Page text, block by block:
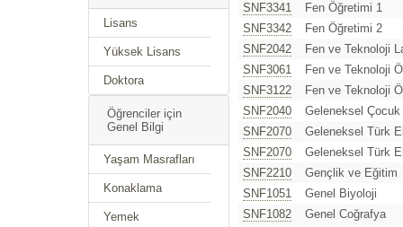
Lisans
Yüksek Lisans
Doktora
Öğrenciler için
Genel Bilgi
Yaşam Masrafları
Konaklama
Yemek
SNF3341
Fen Öğretimi 1
SNF3342
Fen Öğretimi 2
SNF2042
Fen ve Teknoloji
SNF3061
Fen ve Teknoloji
SNF3122
Fen ve Teknoloji
SNF2040
Geleneksel Çocuk
SNF2070
Geleneksel Türk
SNF2070
Geleneksel Türk
SNF2210
Gençlik ve Eğitim
SNF1051
Genel Biyoloji
SNF1082
Genel Coğrafya